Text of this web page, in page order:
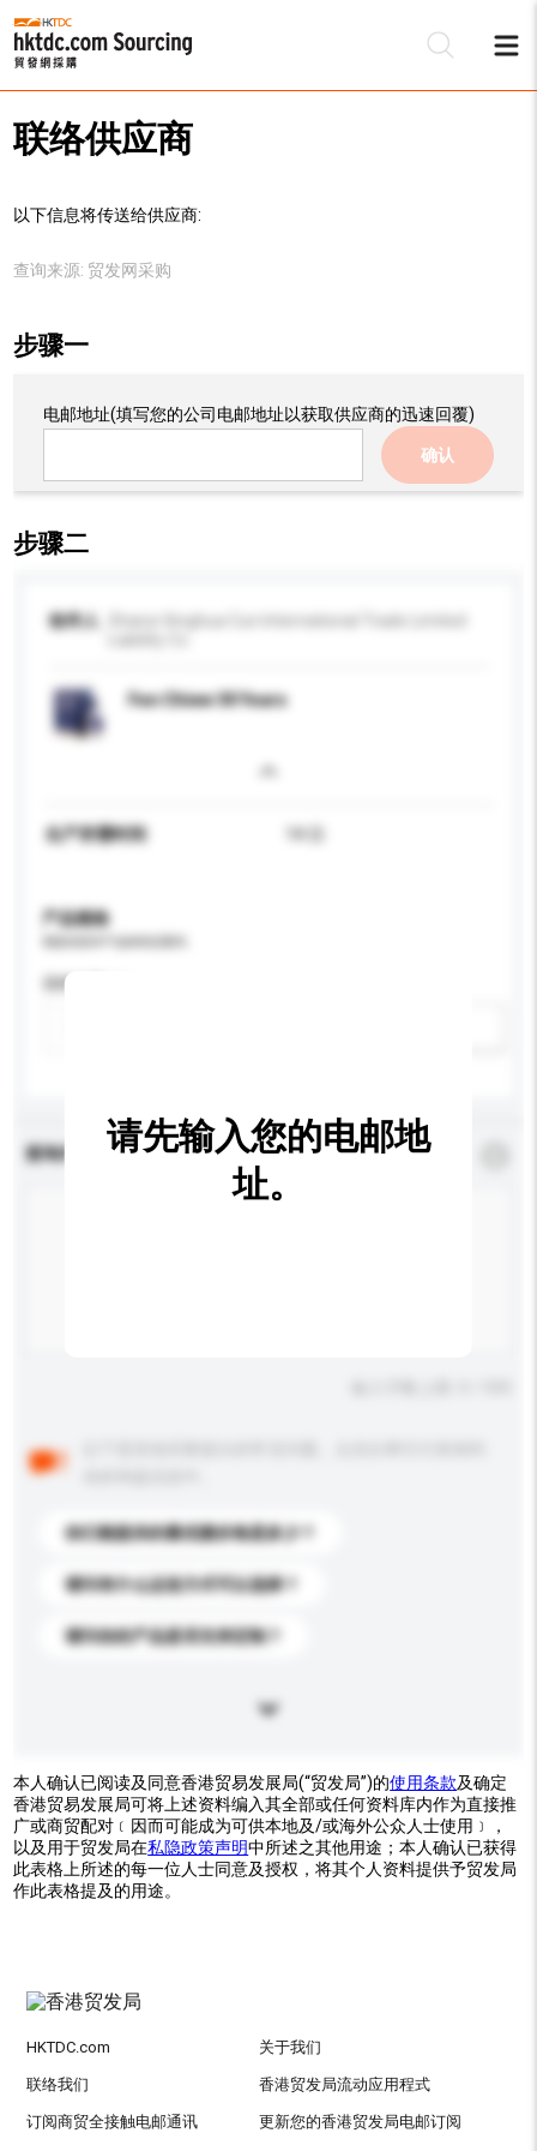
联络供应商
以下信息将传送给供应商:
查询来源: 贸发网采购
步骤一
电邮地址(填写您的公司电邮地址以获取供应商的迅速回覆)
确认
步骤二
收件人
Fen Chiew 30 Years
生产所需时间
产品规格
酒精含量 (%)
查询内容 *必须填写
你们能提供的最优惠价格是多少？
请问有什么运送方式可以选择？
请问你的产品是否支持定制？
请先输入您的电邮地
址。
本人确认已阅读及同意香港贸易发展局(“贸发局”)的使用条款及确定
香港贸易发展局可将上述资料编入其全部或任何资料库内作为直接推
广或商贸配对﹝因而可能成为可供本地及/或海外公众人士使用﹞，
以及用于贸发局在私隐政策声明中所述之其他用途；本人确认已获得
此表格上所述的每一位人士同意及授权，将其个人资料提供予贸发局
作此表格提及的用途。
HKTDC.com 关于我们
联络我们 香港贸发局流动应用程式
订阅商贸全接触电邮通讯 更新您的香港贸发局电邮订阅